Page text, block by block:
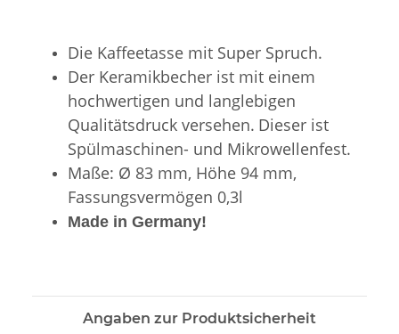
Die Kaffeetasse mit Super Spruch.
Der Keramikbecher ist mit einem
hochwertigen und langlebigen
Qualitätsdruck versehen. Dieser ist
Spülmaschinen- und Mikrowellenfest.
Maße: Ø 83 mm, Höhe 94 mm,
Fassungsvermögen 0,3l
Made in Germany!
Angaben zur Produktsicherheit